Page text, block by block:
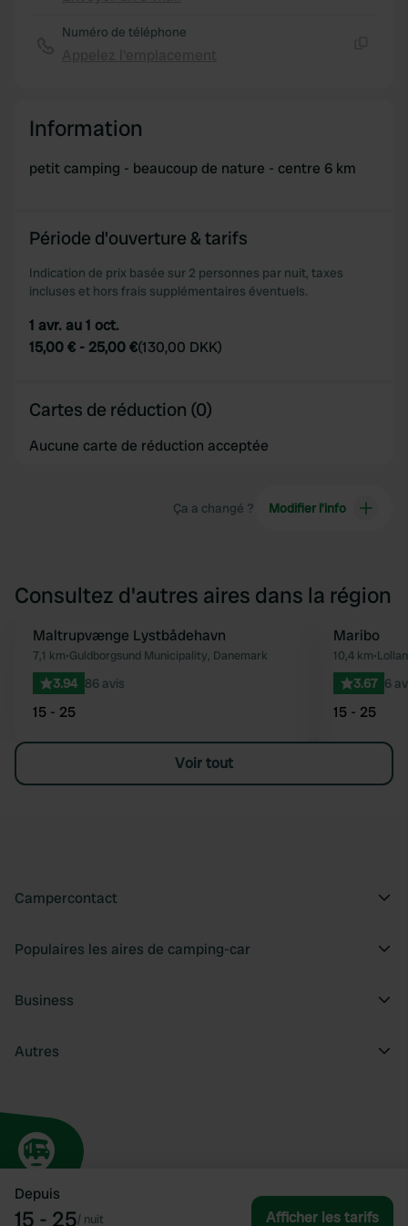
Depuis
15 - 25/ nuit Afficher les tarifs
Numéro de téléphone
Information
petit camping - beaucoup de nature - centre 6 km
Période d'ouverture & tarifs
Indication de prix basée sur 2 personnes par nuit, taxes
incluses et hors frais supplémentaires éventuels.
1 avr. au 1 oct.
15,00 € - 25,00 €(130,00 DKK)
Cartes de réduction (0)
Aucune carte de réduction acceptée
Ça a changé ? Modifier l’info
Consultez d'autres aires dans la région
Préféré
Maltrupvænge Lystbådehavn
7,1 km•Guldborgsund Municipality, Danemark
3.94 86 avis
15 - 25
Maribo
10,4 km•
3.67 6
15 - 25
Voir tout
Campercontact
Populaires les aires de camping-car
Business
Autres